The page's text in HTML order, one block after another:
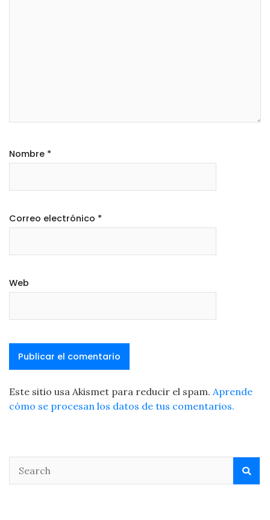
Nombre *
Correo electrónico *
Web
Este sitio usa Akismet para reducir el spam. Aprende
cómo se procesan los datos de tus comentarios.